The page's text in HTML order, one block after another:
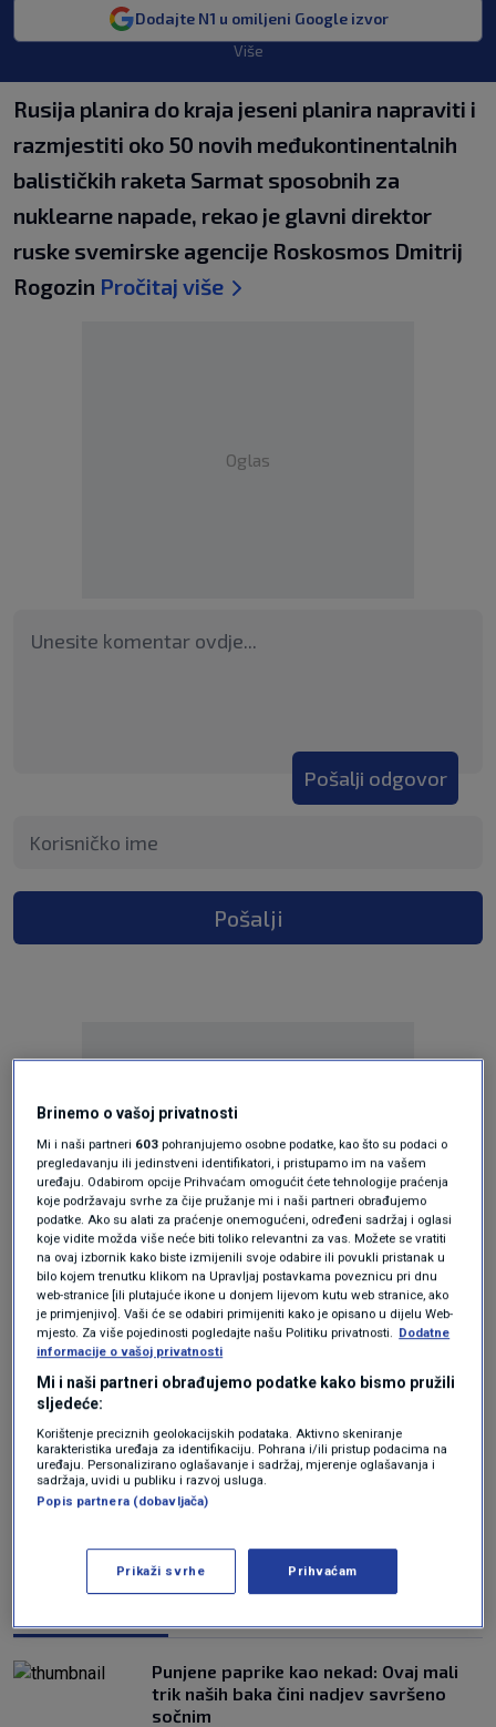
Dodajte N1 u omiljeni Google izvor
Više
Rusija planira do kraja jeseni planira napraviti i
razmjestiti oko 50 novih međukontinentalnih
balističkih raketa Sarmat sposobnih za
nuklearne napade, rekao je glavni direktor
ruske svemirske agencije Roskosmos Dmitrij
Rogozin Pročitaj više
Oglas
Pošalji odgovor
Pošalji
Oglas
Oglas
Punjene paprike kao nekad: Ovaj mali
trik naših baka čini nadjev savršeno
sočnim
Brinemo o vašoj privatnosti
Mi i naši partneri 603 pohranjujemo osobne podatke, kao što su podaci o
pregledavanju ili jedinstveni identifikatori, i pristupamo im na vašem
uređaju. Odabirom opcije Prihvaćam omogućit ćete tehnologije praćenja
koje podržavaju svrhe za čije pružanje mi i naši partneri obrađujemo
podatke. Ako su alati za praćenje onemogućeni, određeni sadržaj i oglasi
koje vidite možda više neće biti toliko relevantni za vas. Možete se vratiti
na ovaj izbornik kako biste izmijenili svoje odabire ili povukli pristanak u
bilo kojem trenutku klikom na Upravljaj postavkama poveznicu pri dnu
web-stranice [ili plutajuće ikone u donjem lijevom kutu web stranice, ako
je primjenjivo]. Vaši će se odabiri primijeniti kako je opisano u dijelu Web-
mjesto. Za više pojedinosti pogledajte našu Politiku privatnosti.
Dodatne
informacije o vašoj privatnosti
Mi i naši partneri obrađujemo podatke kako bismo pružili
sljedeće:
Korištenje preciznih geolokacijskih podataka. Aktivno skeniranje
karakteristika uređaja za identifikaciju. Pohrana i/ili pristup podacima na
uređaju. Personalizirano oglašavanje i sadržaj, mjerenje oglašavanja i
sadržaja, uvidi u publiku i razvoj usluga.
Popis partnera (dobavljača)
Prikaži svrhe Prihvaćam